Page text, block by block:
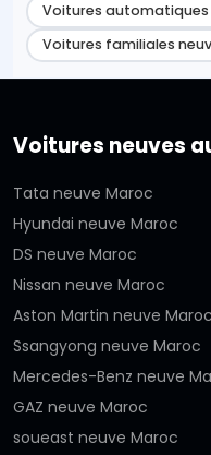
Voitures automatiques
Voitures familiales
Voitures neuves
Tata neuve Maroc
Hyundai neuve Maroc
DS neuve Maroc
Nissan neuve Maroc
Aston Martin neuve Maroc
Ssangyong neuve Maroc
Mercedes-Benz neuve
GAZ neuve Maroc
soueast neuve Maroc